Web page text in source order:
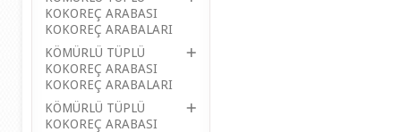
KOKOREÇ ARABASI
KOKOREÇ ARABALARI
KÖMÜRLÜ TÜPLÜ
KOKOREÇ ARABASI
KOKOREÇ ARABALARI
KÖMÜRLÜ TÜPLÜ
KOKOREÇ ARABASI